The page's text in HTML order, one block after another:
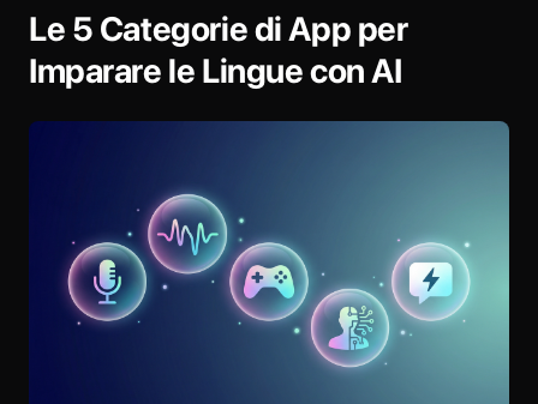
Le 5 Categorie di App per
Imparare le Lingue con AI